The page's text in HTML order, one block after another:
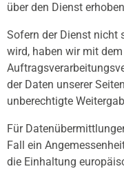
über den Dienst
Sofern der Dienst nicht
wird, haben wir mit
der Daten unserer
unberechtigte
Für
Fall ein
die Einhaltung